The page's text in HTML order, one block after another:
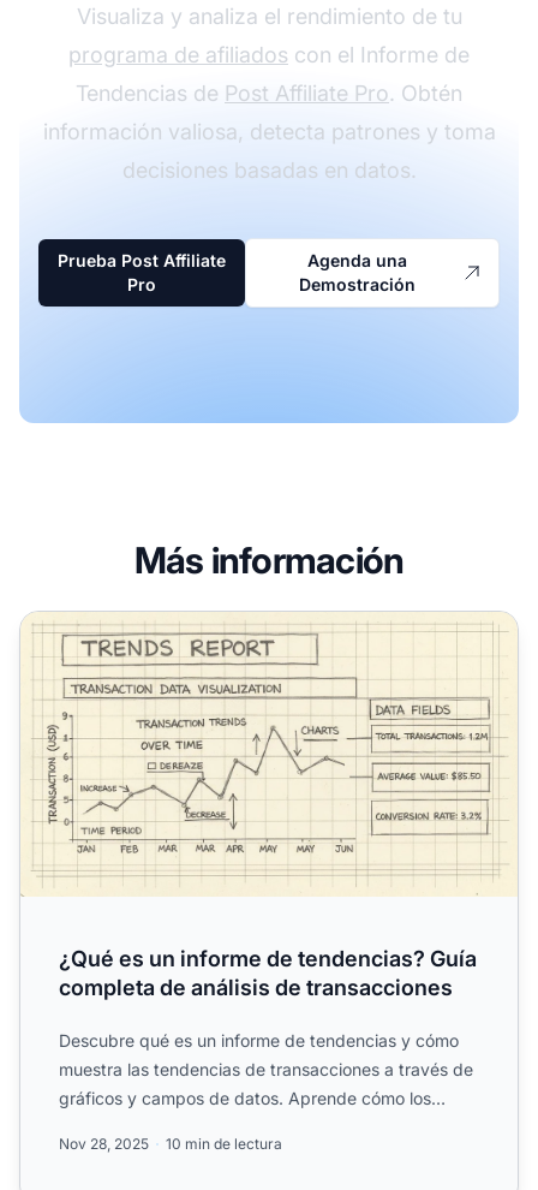
Visualiza y analiza el rendimiento de tu
programa de afiliados con el Informe de
Tendencias de Post Affiliate Pro. Obtén
información valiosa, detecta patrones y toma
decisiones basadas en datos.
Prueba Post Affiliate
Pro
Agenda una
Demostración
Más información
¿Qué es un informe de tendencias? Guía completa de
¿Qué es un informe de tendencias? Guía
completa de análisis de transacciones
Descubre qué es un informe de tendencias y cómo
muestra las tendencias de transacciones a través de
gráficos y campos de datos. Aprende cómo los
Nov 28, 2025 10 min de lectura